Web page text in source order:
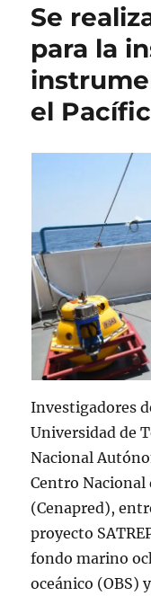
Se
para la
el
Investigadores
Universidad de
Nacional
Centro Nacional
(Cenapred),
proyecto
fondo marino
oceánico (OBS)